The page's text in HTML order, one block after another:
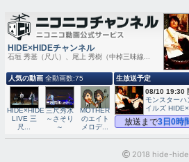
2018 hide-hide